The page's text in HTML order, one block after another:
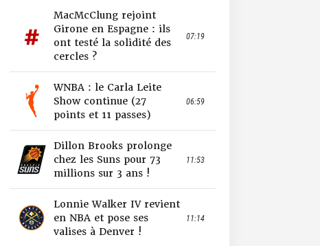
MacMcClung rejoint
Girone en Espagne : ils
ont testé la solidité des
cercles ?
07:19
WNBA : le Carla Leite
Show continue (27
points et 11 passes)
06:59
Dillon Brooks prolonge
chez les Suns pour 73
millions sur 3 ans !
11:53
Lonnie Walker IV revient
en NBA et pose ses
valises à Denver !
11:14